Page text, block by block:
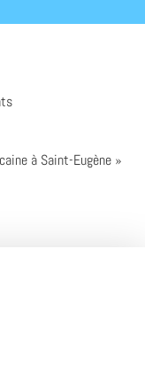
à Saint-Eugène »